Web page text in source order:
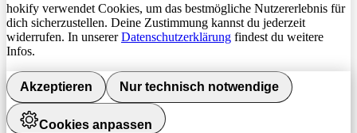
hokify verwendet Cookies, um das bestmögliche Nutzererlebnis für
dich sicherzustellen. Deine Zustimmung kannst du jederzeit
widerrufen. In unsererDatenschutzerklärung findest du weitere
Infos.
Akzeptieren Nur technisch notwendige
Cookies anpassen